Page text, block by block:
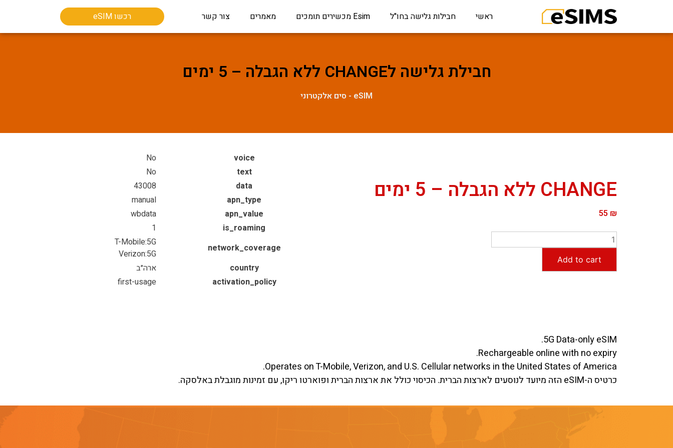
ראשי חבילות גלישה בחו"ל Esim מכשירים תומכים מאמרים צור קשר רכשו eSIM
חבילת גלישה לCHANGE ללא הגבלה – 5 ימים
eSIM - סים אלקטרוני
CHANGE ללא הגבלה – 5 ימים
55 ₪
Add to cart
voice
No
text
No
data
43008
apn_type
manual
apn_value
wbdata
is_roaming
1
network_coverage
T-Mobile:5G
Verizon:5G
country
ארה״ב
activation_policy
first-usage
5G Data-only eSIM.
Rechargeable online with no expiry.
Operates on T-Mobile, Verizon, and U.S. Cellular networks in the United States of America.
כרטיס ה-eSIM הזה מיועד לנוסעים לארצות הברית. הכיסוי כולל את ארצות הברית ופוארטו ריקו, עם זמינות מוגבלת באלסקה.